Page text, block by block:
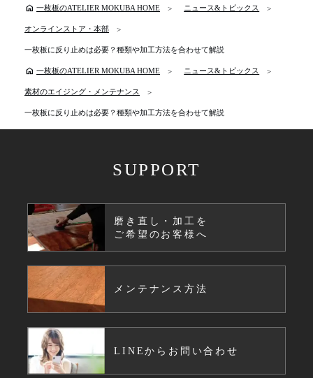
home 一枚板のATELIER MOKUBA HOME ニュース&トピックス
オンラインストア・本部
一枚板に反り止めは必要？種類や加工方法を合わせて解説
home 一枚板のATELIER MOKUBA HOME ニュース&トピックス
素材のエイジング・メンテナンス
一枚板に反り止めは必要？種類や加工方法を合わせて解説
SUPPORT
磨き直し・加工を
ご希望のお客様へ
メンテナンス方法
LINEからお問い合わせ